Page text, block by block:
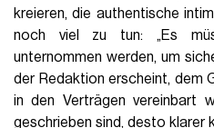
kreieren, die authentische
noch viel zu tun: „Es
unternommen werden, um
der Redaktion erscheint, dem
in den Verträgen vereinbart
geschrieben sind, desto klarer